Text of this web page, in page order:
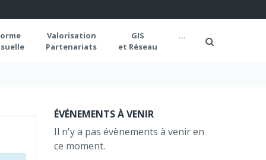
Valorisation
Partenariats
GIS
et Réseau
...
ÉVÉNEMENTS À VENIR
Il n'y a pas évènements à venir en
ce moment.